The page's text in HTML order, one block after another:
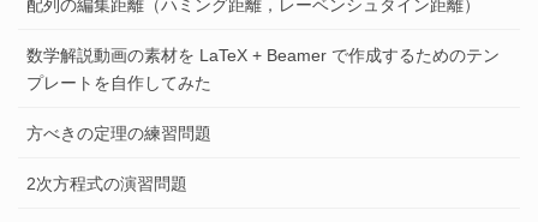
配列の編集距離（ハミング距離，レーベンシュタイン距離）
数学解説動画の素材を LaTeX + Beamer で作成するためのテン
プレートを自作してみた
方べきの定理の練習問題
2次方程式の演習問題